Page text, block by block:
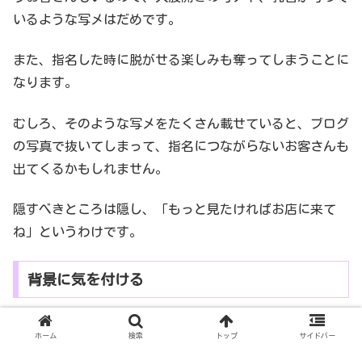
いるような写メはだめです。
また、指名した時に脱がせる楽しみも奪ってしまうことに
なります。
むしろ、そのような写メをたくさん載せていると、ブログ
の写真で抜いてしまって、指名につながらないお客さんも
出てくるかもしれません。
隠すべきところは隠し、「もっと見たければお店に来て
ね」というわけです。
背景に気を付ける
ホーム 検索 トップ サイドバー